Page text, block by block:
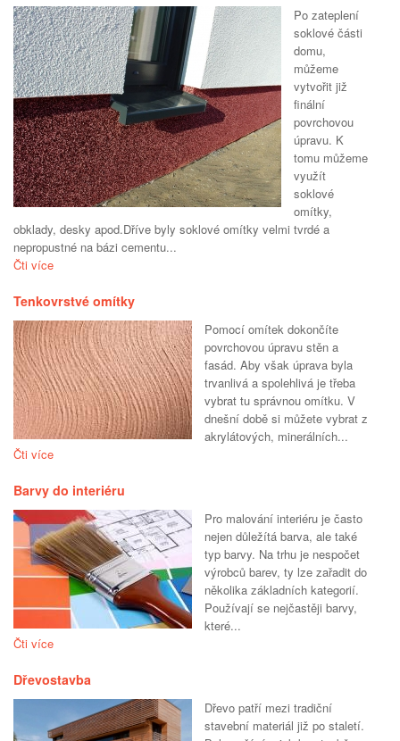
Po zateplení
soklové části
domu,
můžeme
vytvořit již
finální
povrchovou
úpravu. K
tomu můžeme
využít
soklové
omítky,
obklady, desky apod.Dříve byly soklové omítky velmi tvrdé a
nepropustné na bázi cementu...
Čti více
Tenkovrstvé omítky
Pomocí omítek dokončíte
povrchovou úpravu stěn a
fasád. Aby však úprava byla
trvanlivá a spolehlivá je třeba
vybrat tu správnou omítku. V
dnešní době si můžete vybrat z
akrylátových, minerálních...
Čti více
Barvy do interiéru
Pro malování interiéru je často
nejen důležítá barva, ale také
typ barvy. Na trhu je nespočet
výrobců barev, ty lze zařadit do
několika základních kategorií.
Používají se nejčastěji barvy,
které...
Čti více
Dřevostavba
Dřevo patří mezi tradiční
stavební materiál již po staletí.